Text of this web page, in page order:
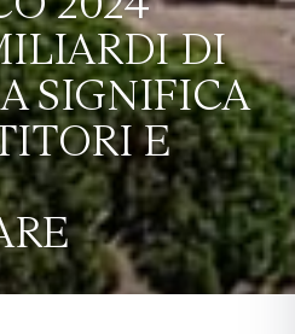
DI
SIGNIFICA
E